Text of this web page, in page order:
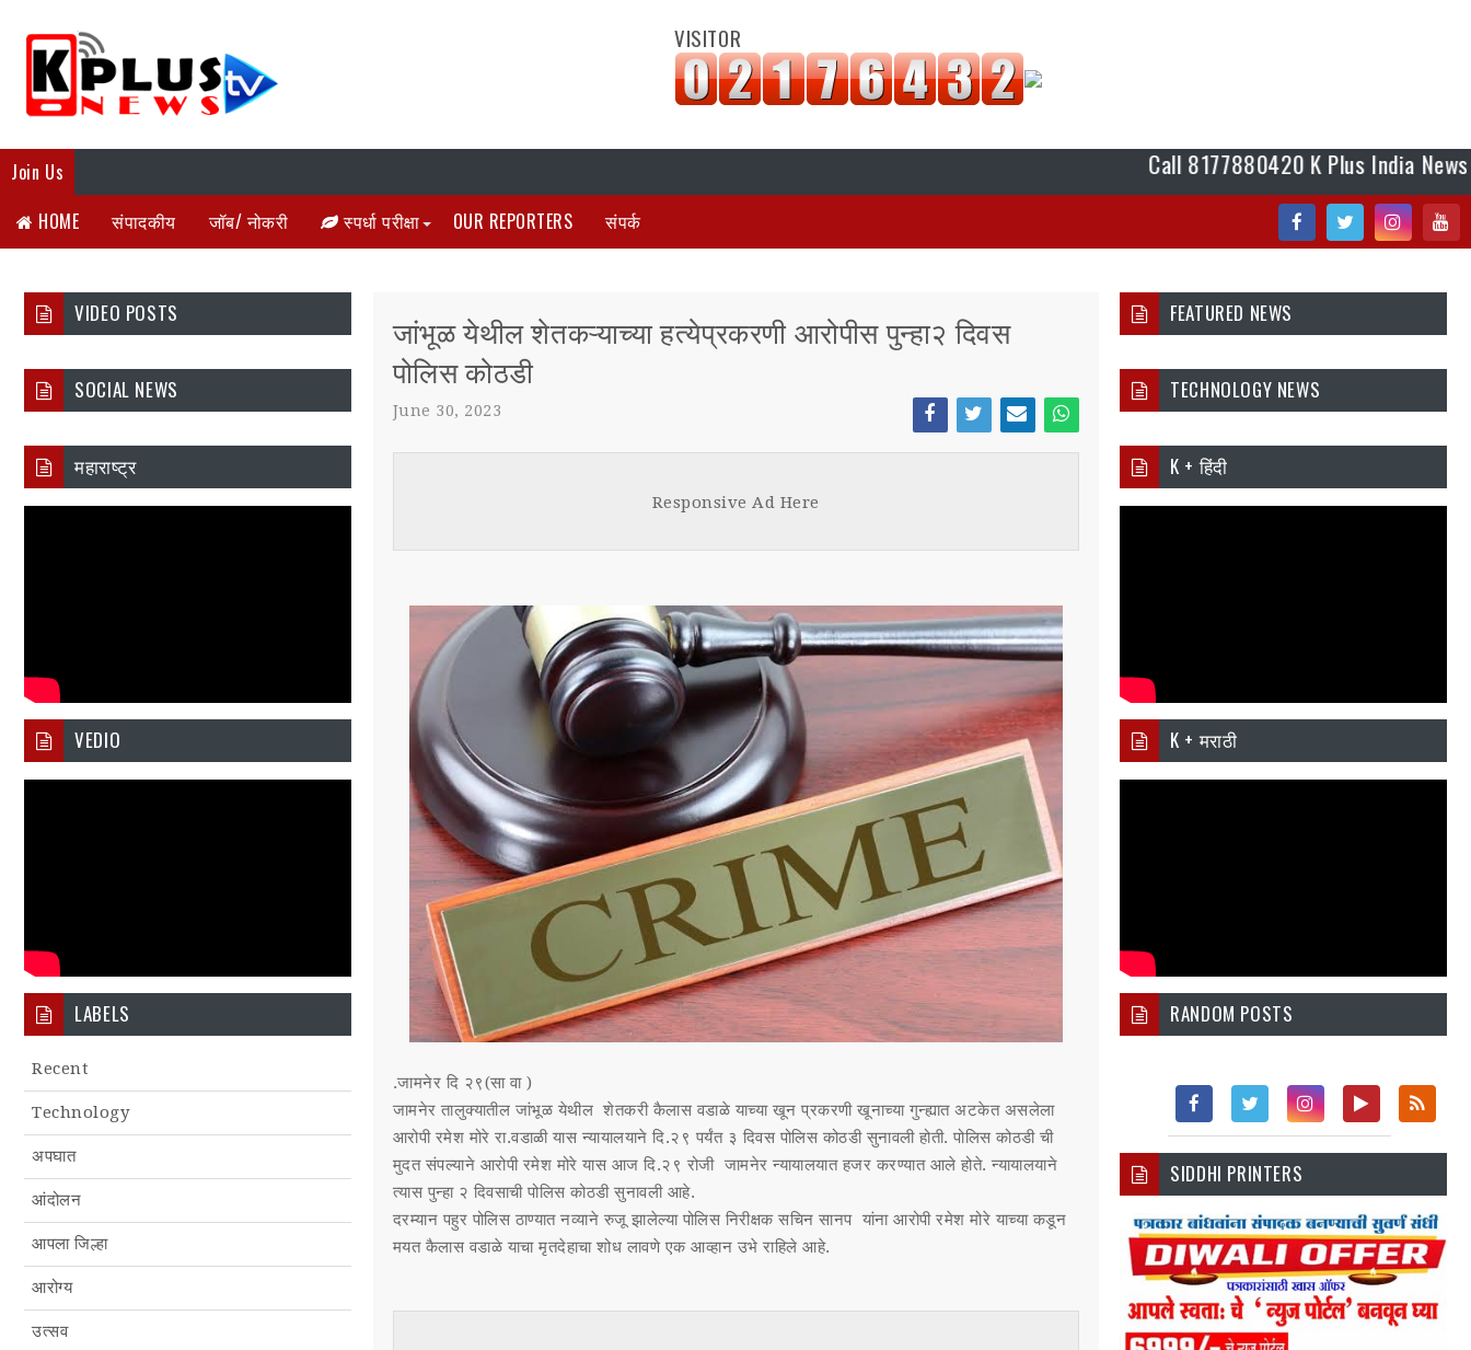
VISITOR
Join Us Call 8177880420 K Plus India News के
ebo
ok
tter
agr
am
tub
e
HOME संपादकीय जॉब/ नोकरी स्पर्धा परीक्षा OUR REPORTERS संपर्क
VIDEO POSTS
SOCIAL NEWS
महाराष्ट्र
VEDIO
LABELS
Recent
Technology
अपघात
आंदोलन
आपला जिल्हा
आरोग्य
उत्सव
जांभूळ येथील शेतकऱ्याच्या हत्येप्रकरणी आरोपीस पुन्हा२ दिवस
पोलिस कोठडी
June 30, 2023
Face
Twi
Ema
Wh
Responsive Ad Here
.जामनेर दि २९(सा वा )
जामनेर तालुक्यातील जांभूळ येथील शेतकरी कैलास वडाळे याच्या खून प्रकरणी खूनाच्या गुन्ह्यात अटकेत असलेला
आरोपी रमेश मोरे रा.वडाळी यास न्यायालयाने दि.२९ पर्यंत ३ दिवस पोलिस कोठडी सुनावली होती. पोलिस कोठडी ची
मुदत संपल्याने आरोपी रमेश मोरे यास आज दि.२९ रोजी जामनेर न्यायालयात हजर करण्यात आले होते. न्यायालयाने
त्यास पुन्हा २ दिवसाची पोलिस कोठडी सुनावली आहे.
दरम्यान पहुर पोलिस ठाण्यात नव्याने रुजू झालेल्या पोलिस निरीक्षक सचिन सानप यांना आरोपी रमेश मोरे याच्या कडून
मयत कैलास वडाळे याचा मृतदेहाचा शोध लावणे एक आव्हान उभे राहिले आहे.
FEATURED NEWS
TECHNOLOGY NEWS
K + हिंदी
K + मराठी
RANDOM POSTS
Fac
Ebo
Ok
Twi
Tter
Inst
Agr
Am
You
E
SIDDHI PRINTERS